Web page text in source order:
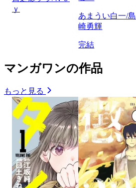
ｙ
あまうい白一/島
崎勇輝
完結
マンガワンの作品
もっと見る